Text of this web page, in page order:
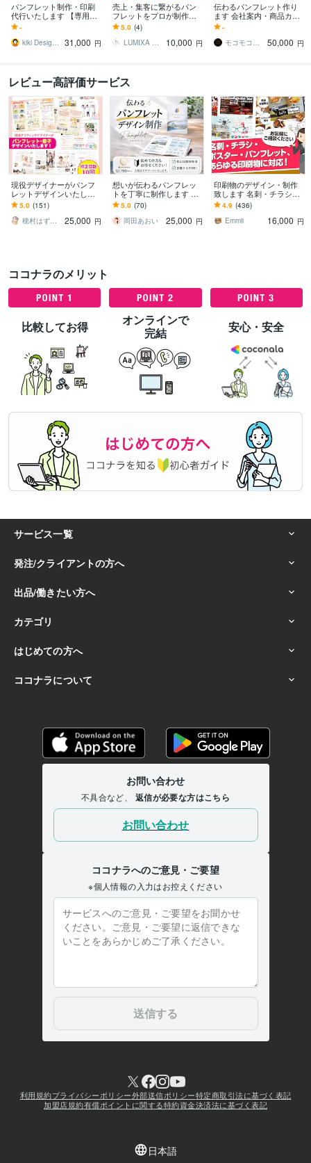
パンフレット制作・印刷
代行いたします 【専用】
パンフレット制作・印刷
代行（中国語版・日本語
版）
-
kiki Design（キキデザイン）
31,000 円
売上・集客に繋がるパン
フレットをプロが制作し
ます ただ綺麗なだけじゃ
ない反応が取れるデザイ
ンで成果に繋げます
5.0 (4)
LUMIXA DESIGN LAB
10,000 円
伝わるパンフレット作り
ます 会社案内・商品カタ
ログ・冊子を高品質に制
作します
-
モコモコデザイン事務所
50,000 円
レビュー高評価サービス
現役デザイナーがパンフ
レットデザインいたしま
す チラシや冊子、広報
誌、カタログなどもお任
せください！
5.0 (151)
穂村はずみ（ホムラハズミ）
25,000 円
想いが伝わるパンフレッ
トを丁寧に制作します チ
ラシ・会社案内・リーフ
レットまで幅広く対応。
お気軽にどうぞ
5.0 (70)
岡田あおい
25,000 円
印刷物のデザイン・制作
致します 名刺・チラシ・
ポスター・パンフレッ
ト、あらゆる印刷物に対
応
4.9 (436)
Emmii
16,000 円
ココナラのメリット
比較してお得
オンラインで
完結
安心・安全